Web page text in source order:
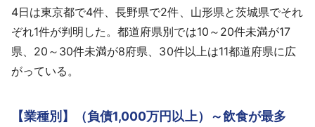
4日は東京都で4件、長野県で2件、山形県と茨城県でそれ
ぞれ1件が判明した。都道府県別では10～20件未満が17
県、20～30件未満が8府県、30件以上は11都道府県に広
がっている。
【業種別】（負債1,000万円以上）～飲食が最多